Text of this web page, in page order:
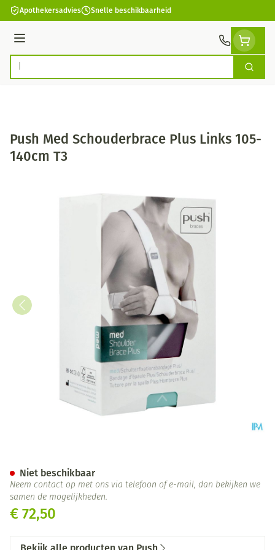
Ga naar de inhoud
Apothekersadvies Snelle beschikbaarheid
Menu
Product, merk, categorie... Zoek
Push Med Schouderbrace Plus Links 105-
140cm T3
€ 72,50
Niet beschikbaar
Neem contact op met ons via telefoon of e-mail, dan bekijken we
samen de mogelijkheden.